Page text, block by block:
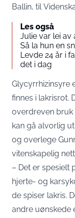
Ballin, til
Les også
Julie var lei av
Så la hun en
Levde 24 år i
det i dag
Glycyrrhizinsyre
finnes i lakrisrot.
overdreven bruk
kan gå alvorlig
og overlege
vitenskapelig
– Det er spesielt
hjerte- og
de spiser lakris.
andre uønskede